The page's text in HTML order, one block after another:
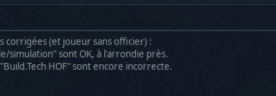
corrigées (et joueur sans officier) :
simulation" sont OK, à l'arrondie près.
HOF" sont encore incorrecte.